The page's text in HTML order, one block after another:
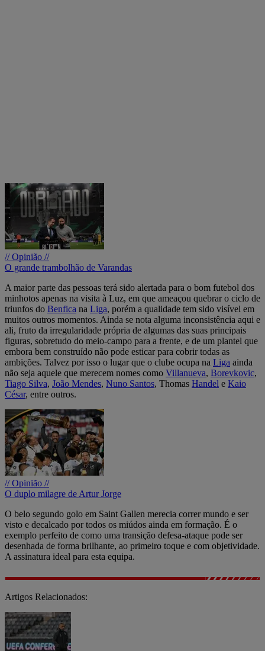
// Opinião //
O grande trambolhão de Varandas
A maior parte das pessoas terá sido alertada para o bom futebol dos
minhotos apenas na visita à Luz, em que ameaçou quebrar o ciclo de
triunfos do Benfica na Liga, porém a qualidade tem sido visível em
muitos outros momentos. Ainda se nota alguma inconsistência aqui e
ali, fruto da irregularidade própria de algumas das suas principais
figuras, sobretudo do meio-campo para a frente, e de um plantel que
embora bem construído não pode esticar para cobrir todas as
ambições. Talvez por isso o lugar que o clube ocupa na Liga ainda
não seja aquele que merecem nomes como Villanueva, Borevkovic,
Tiago Silva, João Mendes, Nuno Santos, Thomas Handel e Kaio
César, entre outros.
// Opinião //
O duplo milagre de Artur Jorge
O belo segundo golo em Saint Gallen merecia correr mundo e ser
visto e decalcado por todos os miúdos ainda em formação. É o
exemplo perfeito de como uma transição defesa-ataque pode ser
desenhada de forma brilhante, ao primeiro toque e com objetividade.
A assinatura ideal para esta equipa.
Artigos Relacionados: